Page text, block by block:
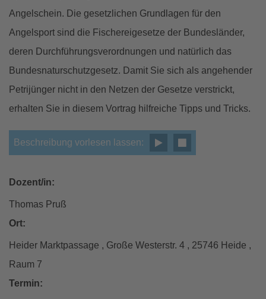
Angelschein. Die gesetzlichen Grundlagen für den
Angelsport sind die Fischereigesetze der Bundesländer,
deren Durchführungsverordnungen und natürlich das
Bundesnaturschutzgesetz. Damit Sie sich als angehender
Petrijünger nicht in den Netzen der Gesetze verstrickt,
erhalten Sie in diesem Vortrag hilfreiche Tipps und Tricks.
Beschreibung vorlesen lassen:
Dozent/in:
Thomas Pruß
Ort:
Heider Marktpassage , Große Westerstr. 4 , 25746 Heide ,
Raum 7
Termin: